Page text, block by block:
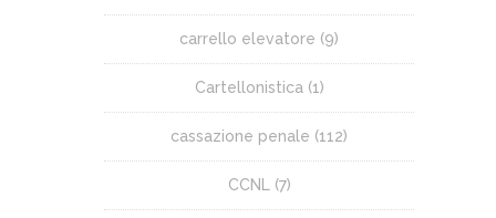
carrello elevatore (9)
Cartellonistica (1)
cassazione penale (112)
CCNL (7)